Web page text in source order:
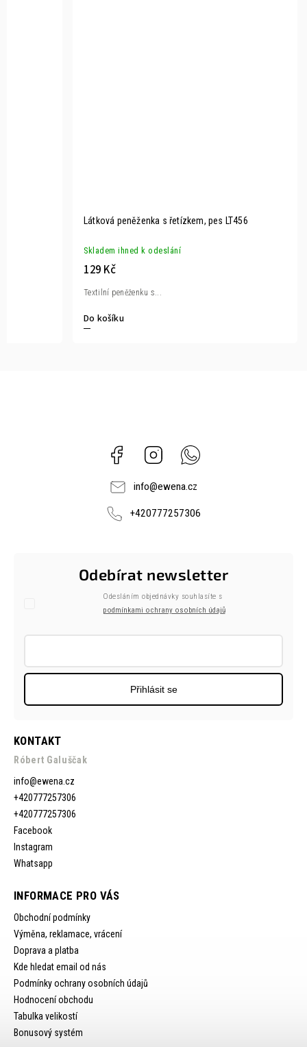
Látková peněženka s řetízkem, pes LT456
Skladem ihned k odeslání
129 Kč
Do košíku
Textilní peněženku s...
Facebook Instagram
info@ewena.cz
+420777257306
KONTAKT
Róbert Galuščak
info@ewena.cz
+420777257306
+420777257306
Facebook
Instagram
Whatsapp
INFORMACE PRO VÁS
Obchodní podmínky
Výměna, reklamace, vrácení
Doprava a platba
Kde hledat email od nás
Podmínky ochrany osobních údajů
Hodnocení obchodu
Tabulka velikostí
Bonusový systém
Odebírat newsletter
Odesláním objednávky souhlasíte s
podmínkami ochrany osobních údajů
Přihlásit se